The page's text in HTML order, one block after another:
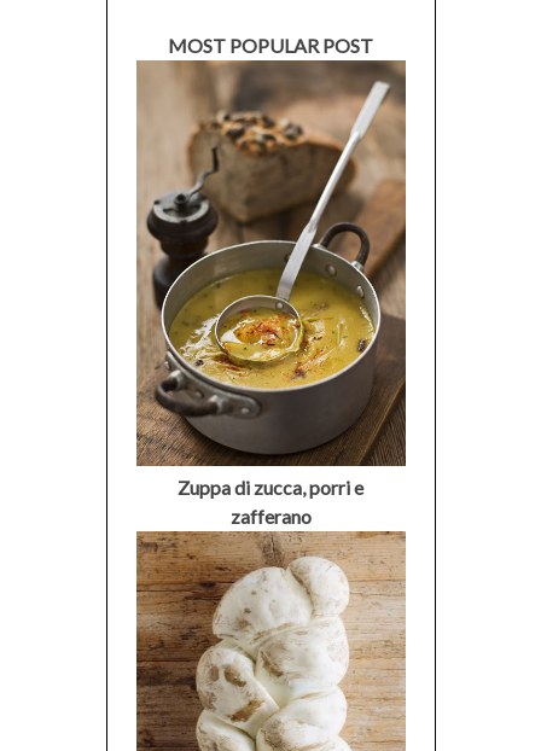
MOST POPULAR POST
Zuppa di zucca, porri e
zafferano